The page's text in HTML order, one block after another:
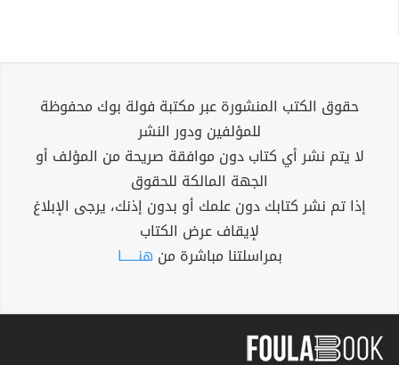
حقوق الكتب المنشورة عبر مكتبة فولة بوك محفوظة
للمؤلفين ودور النشر
لا يتم نشر أي كتاب دون موافقة صريحة من المؤلف أو
الجهة المالكة للحقوق
إذا تم نشر كتابك دون علمك أو بدون إذنك، يرجى الإبلاغ
لإيقاف عرض الكتاب
بمراسلتنا مباشرة من هنــــــا